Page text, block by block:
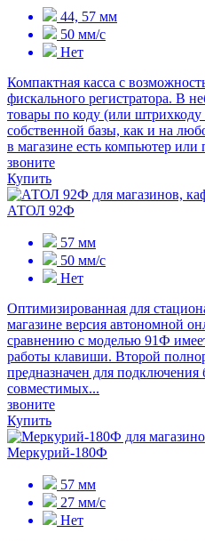
44, 57 мм
50 мм/с
Нет
Компактная касса с
фискального регистратора. В
товары по коду (или
собственной базы, как и на
в магазине есть компьютер или
звоните
Купить
АТОЛ 92Ф
57 мм
50 мм/с
Нет
Оптимизированная для
магазине версия автономной
сравнению с моделью 91Ф
работы клавиши. Второй
предназначен для
совместимых...
звоните
Купить
Меркурий-180Ф
57 мм
27 мм/с
Нет